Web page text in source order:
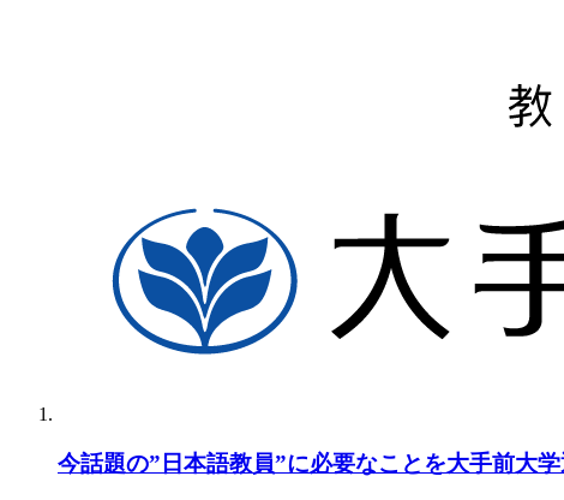
今話題の”日本語教員”に必要なことを大手前大